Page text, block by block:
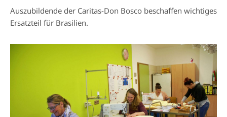
Auszubildende der Caritas-Don Bosco beschaffen wichtiges
Ersatzteil für Brasilien.